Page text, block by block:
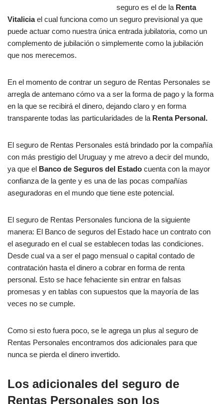
seguro es el de la Renta
Vitaliciael cual funciona como un seguro previsional ya que
puede actuar como nuestra única entrada jubilatoria, como un
complemento de jubilación o simplemente como la jubilación
que nos merecemos.
En el momento de contrar un seguro de Rentas Personales se
arregla de antemano cómo va a ser la forma de pago y la forma
en la que se recibirá el dinero, dejando claro y en forma
transparente todas las particularidades de la Renta Personal.
El seguro de Rentas Personales está brindado por la compañía
con más prestigio del Uruguay y me atrevo a decir del mundo,
ya que el Banco de Seguros del Estado cuenta con la mayor
confianza de la gente y es una de las pocas compañías
aseguradoras en el mundo que tiene este potencial.
El seguro de Rentas Personales funciona de la siguiente
manera: El Banco de seguros del Estado hace un contrato con
el asegurado en el cual se establecen todas las condiciones.
Desde cual va a ser el pago mensual o capital contado de
contratación hasta el dinero a cobrar en forma de renta
personal. Esto se hace fehaciente sin entrar en falsas
promesas y en tablas con supuestos que la mayoría de las
veces no se cumple.
Como si esto fuera poco, se le agrega un plus al seguro de
Rentas Personales encontramos dos adicionales para que
nunca se pierda el dinero invertido.
Los adicionales del seguro de
Rentas Personales son los